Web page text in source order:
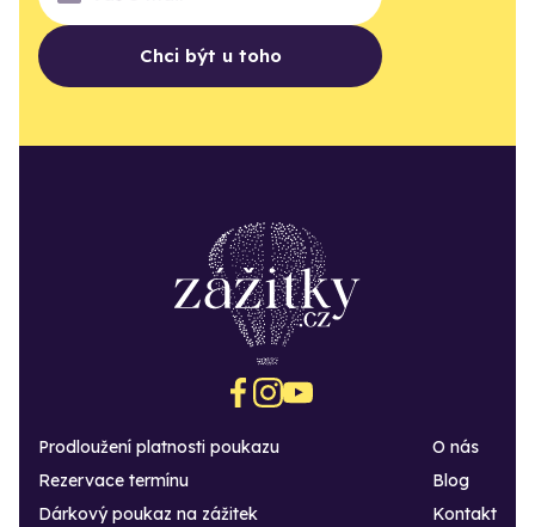
Chci být u toho
Prodloužení platnosti poukazu
Rezervace termínu
Dárkový poukaz na zážitek
O nás
Blog
Kontakt